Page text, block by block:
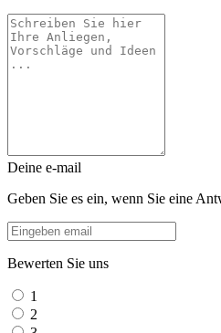
Deine e-mail
Geben Sie es ein, wenn Sie eine
Bewerten Sie uns
1
2